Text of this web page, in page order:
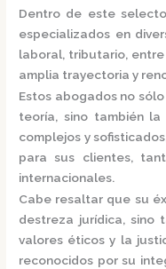
Dentro de este
especializados en
laboral, tributario,
amplia trayectoria y
Estos abogados no
teoría, sino también la
complejos y
para sus clientes,
internacionales.
Cabe resaltar que su
destreza jurídica, sino
valores éticos y la
reconocidos por su